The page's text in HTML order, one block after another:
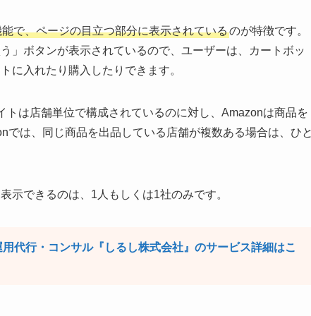
で、ページの目立つ部分に表示されているのが特徴です。
」ボタンが表示されているので、ユーザーは、カートボッ
に入れたり購入したりできます。
は店舗単位で構成されているのに対し、Amazonは商品を
は、同じ商品を出品している店舗が複数ある場合は、ひ
示できるのは、1人もしくは1社のみです。
代行・コンサル『しるし株式会社』のサービス詳細はこ